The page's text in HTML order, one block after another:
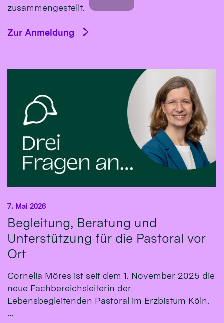
zusammengestellt.
Zur Anmeldung
Begleitung, Beratung und
Unterstützung für die Pastoral vor
Ort
7. Mai 2026
Cornelia Möres ist seit dem 1. November 2025 die
neue Fachbereichsleiterin der
Lebensbegleitenden Pastoral im Erzbistum Köln.
...